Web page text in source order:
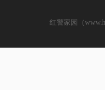
红警家园（